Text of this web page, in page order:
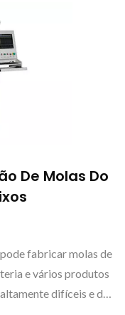
De Molas Do
fabricar molas de
e vários produtos
difíceis e de